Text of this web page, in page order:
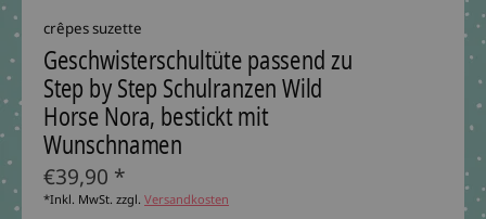
crêpes suzette
Geschwisterschultüte passend zu
Step by Step Schulranzen Wild
Horse Nora, bestickt mit
Wunschnamen
€39,90 *
*Inkl. MwSt. zzgl. Versandkosten